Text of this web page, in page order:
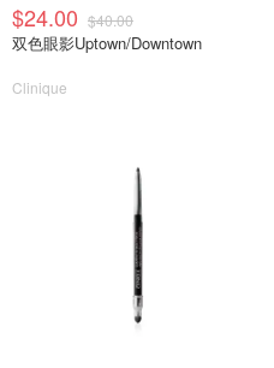
$24.00 $40.00
双色眼影Uptown/Downtown
Clinique